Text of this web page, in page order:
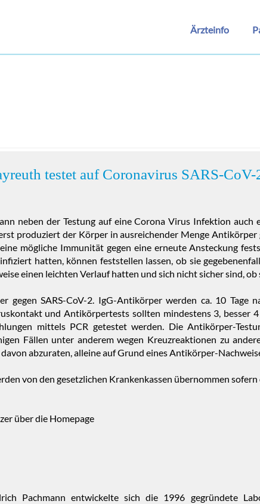
Ärzteinfo
testet auf Coronavirus SARS-
neben der Testung auf eine Corona Virus Infektion auch
produziert der Körper in ausreichender Menge
mögliche Immunität gegen eine erneute Ansteckung
hatten, können feststellen lassen, ob sie
einen leichten Verlauf hatten und sich nicht sicher sind,
gegen SARS-CoV-2. IgG-Antikörper werden ca. 10
und Antikörpertests sollten mindestens 3, besser
mittels PCR getestet werden. Die Antikörper-
Fällen unter anderem wegen Kreuzreaktionen zu
abzuraten, alleine auf Grund eines Antikörper-
von den gesetzlichen Krankenkassen übernommen
über die Homepage
Pachmann entwickelte sich die 1996 gegründete